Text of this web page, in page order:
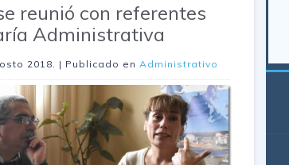
reunió con referentes
Administrativa
2018. | Publicado enAdministrativo